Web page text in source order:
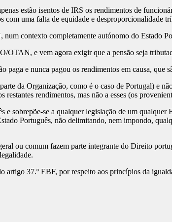
estão isentos de IRS os rendimentos de
uma falta de equidade e desproporcionalidade
contexto completamente autónomo do Estado
e vem agora exigir que a pensão seja
paga e nunca pagou os rendimentos em causa,
da Organização, como é o caso de Portugal) e
restantes rendimentos, mas não a esses (os
se a qualquer legislação de um qualquer
Português, não delimitando, nem impondo,
ou comum fazem parte integrante do Direito
artigo 37.º EBF, por respeito aos princípios da